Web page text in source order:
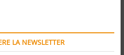
LA NEWSLETTER